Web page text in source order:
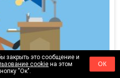
закрыть это сообщение и
cookie на этом
"Ок".
ОК